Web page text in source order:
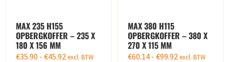
MAX 235 H155
OPBERGKOFFER – 235 X
180 X 156 MM
€35.90 - €45.92excl. BTW
MAX 380 H115
OPBERGKOFFER – 380 X
270 X 115 MM
€60.14 - €99.92excl. BTW